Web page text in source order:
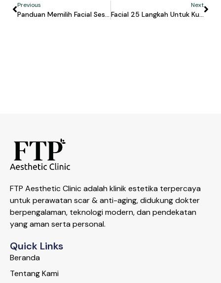
Previous
Panduan Memilih Facial Sesuai Jenis Kulit Di FTP Clinic
Next
Facial 25 Langkah Untuk Kulit Glowing Dan Kencang Di FTP Clinic
FTP Aesthetic Clinic adalah klinik estetika terpercaya
untuk perawatan scar & anti-aging, didukung dokter
berpengalaman, teknologi modern, dan pendekatan
yang aman serta personal.
Quick Links
Beranda
Tentang Kami